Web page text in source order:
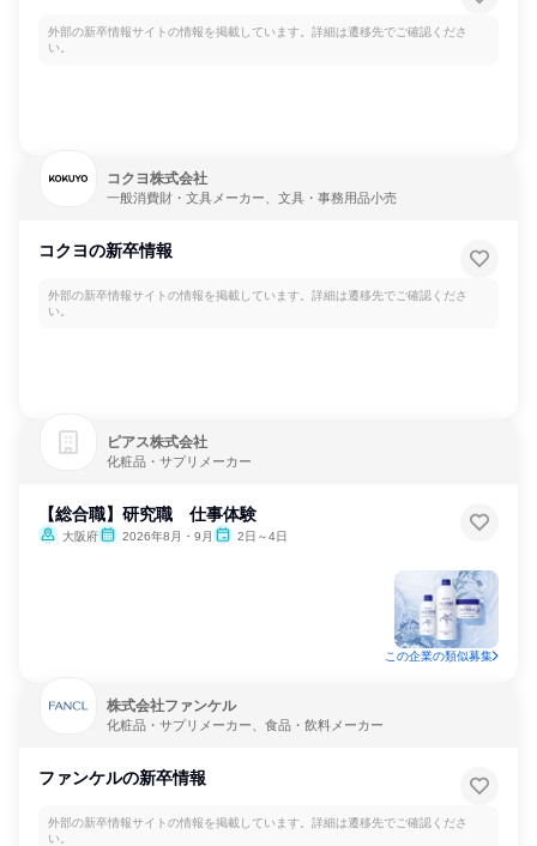
外部の新卒情報サイトの情報を掲載しています。詳細は遷移先でご確認くださ
い。
コクヨ株式会社
一般消費財・文具メーカー、文具・事務用品小売
コクヨの新卒情報
外部の新卒情報サイトの情報を掲載しています。詳細は遷移先でご確認くださ
い。
ピアス株式会社
化粧品・サプリメーカー
【総合職】研究職 仕事体験
大阪府 2026年8月・9月 2日～4日
この企業の類似募集
株式会社ファンケル
化粧品・サプリメーカー、食品・飲料メーカー
ファンケルの新卒情報
外部の新卒情報サイトの情報を掲載しています。詳細は遷移先でご確認くださ
い。